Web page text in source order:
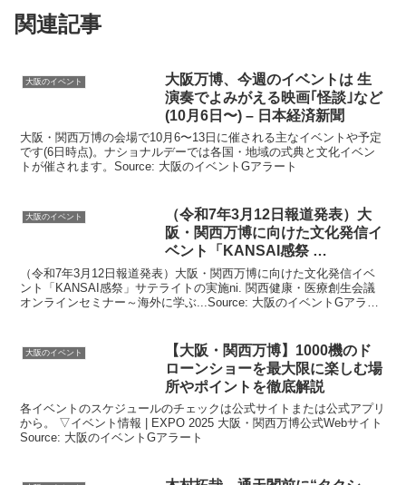
関連記事
大阪のイベント 大阪万博、今週のイベント は 生
演奏でよみがえる映画｢怪談｣など
(10月6日〜) – 日本経済新聞
大阪・関西万博の会場で10月6〜13日に催される主なイベントや予定
です(6日時点)。ナショナルデーでは各国・地域の式典と文化イベン
トが催されます。Source: 大阪のイベントGアラート
大阪のイベント （令和7年3月12日報道発表） 大
阪 ・関西万博に向けた文化発信イ
ベント
「KANSAI感祭 …
（令和7年3月12日報道発表）大阪・関西万博に向けた文化発信イベ
ント「KANSAI感祭」サテライトの実施ni. 関西健康・医療創生会議
オンラインセミナー～海外に学ぶ...Source: 大阪のイベントGアラー
大阪のイベント 【大阪 ・関西万博】1000機のド
ローンショーを最大限に楽しむ場
所やポイントを徹底解説
各イベントのスケジュールのチェックは公式サイトまたは公式アプリ
から。 ▽イベント情報 | EXPO 2025 大阪・関西万博公式Webサイト
Source: 大阪のイベントGアラート